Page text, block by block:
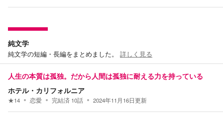
純文学
純文学の短編・長編をまとめました。 詳しく見る
人生の本質は孤独。だから人間は孤独に耐える力を持っている
ホテル・カリフォルニア
★14 恋愛 完結済 10話 2024年11月16日更新